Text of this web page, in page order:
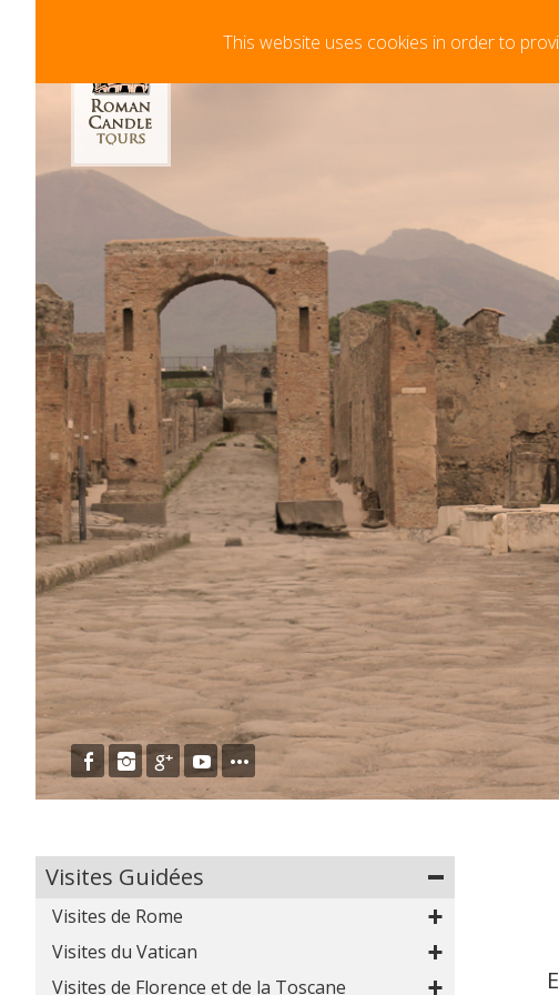
This website uses cookies in order to
Visites Guidées
Visites de Rome
Aperçu
Visite du Colisée et de la cité antique
Visites du Vatican
Aperçu
Visites de Florence et de la Toscane
Temps minimum 72hrs de réservation à
réservation en ligne.
Your cart is currently
clicking "Add to Cart".